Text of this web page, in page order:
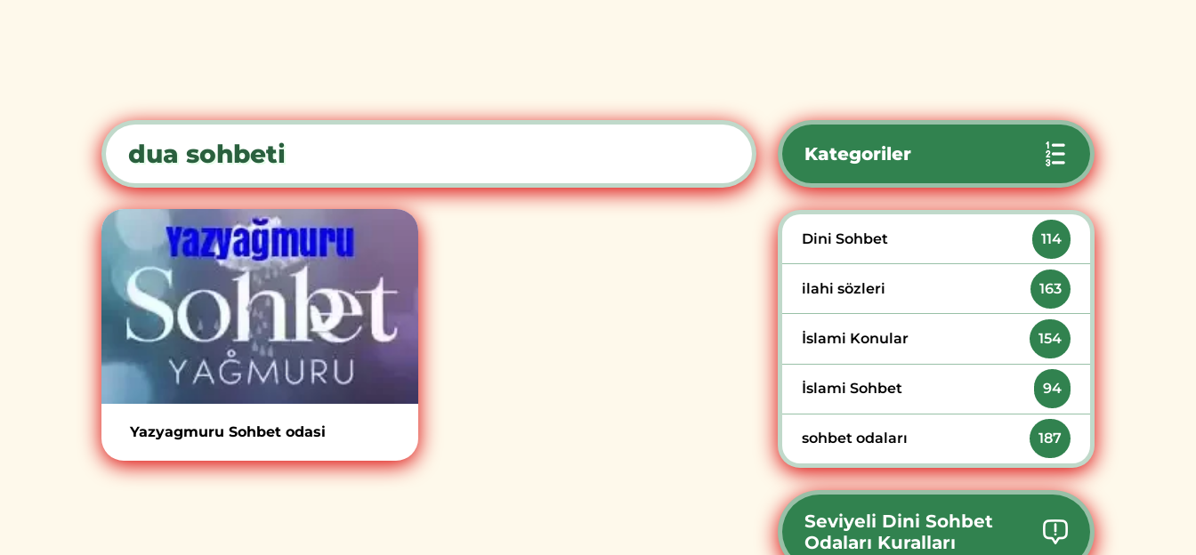
dua sohbeti
Yazyagmuru Sohbet odasi
Kategoriler
Dini Sohbet 114
ilahi sözleri 163
İslami Konular 154
İslami Sohbet 94
sohbet odaları 187
Seviyeli Dini Sohbet
Odaları Kuralları